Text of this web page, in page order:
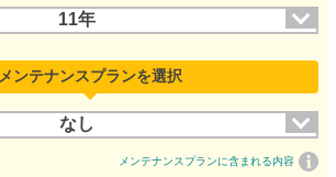
11年
メンテナンスプランを選択
なし
メンテナンスプランに含まれる内容